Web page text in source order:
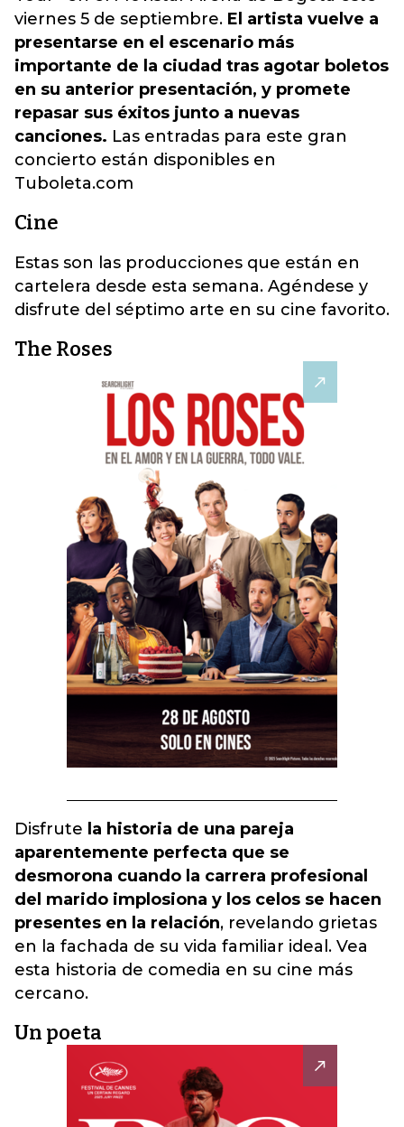
viernes 5 de septiembre. El artista vuelve a
presentarse en el escenario más
importante de la ciudad tras agotar boletos
en su anterior presentación, y promete
repasar sus éxitos junto a nuevas
canciones. Las entradas para este gran
concierto están disponibles en
Tuboleta.com
Cine
Estas son las producciones que están en
cartelera desde esta semana. Agéndese y
disfrute del séptimo arte en su cine favorito.
The Roses
Disfrute la historia de una pareja
aparentemente perfecta que se
desmorona cuando la carrera profesional
del marido implosiona y los celos se hacen
presentes en la relación, revelando grietas
en la fachada de su vida familiar ideal. Vea
esta historia de comedia en su cine más
cercano.
Un poeta